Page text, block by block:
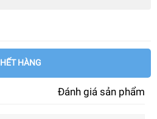
HẾT HÀNG
Đánh giá sản phẩm